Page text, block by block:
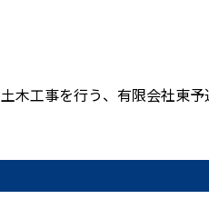
木工事を行う、有限会社東予